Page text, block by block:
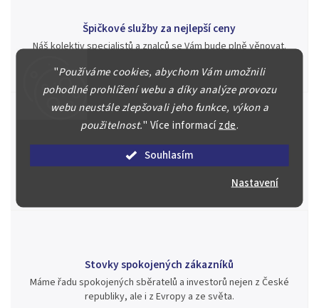
"Používáme cookies, abychom Vám umožnili
pohodlné prohlížení webu a díky analýze provozu
webu neustále zlepšovali jeho funkce, výkon a
použitelnost." Více informacízde.
Souhlasím
Nastavení
Špičkové služby za nejlepší ceny
Náš kolektiv specialistů a znalců se Vám bude plně věnovat.
aukci nebo Vám poradíme kam investovat.
Jsme zde pro Vás nepřetržitě již od roku 2000
Během té doby jsme v našich aukcích prodali významné sbírky i
jednotlivé kusy unikátních mincí, bankovek, řádů a vyznamenání
Stovky spokojených zákazníků
Máme řadu spokojených sběratelů a investorů nejen z České
republiky, ale i z Evropy a ze světa.